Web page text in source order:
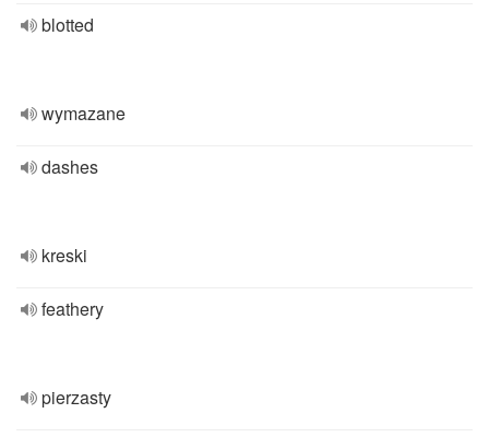
blotted
wymazane
dashes
kreski
feathery
pierzasty